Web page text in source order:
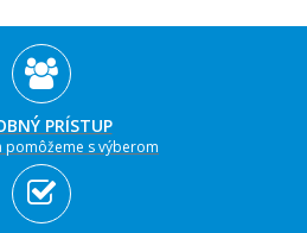
PRÍSTUP
pomôžeme s výberom